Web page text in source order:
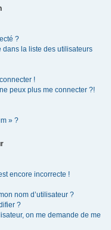
?
dans la liste des utilisateurs
!
peux plus me connecter ?!
» ?
encore incorrecte !
nom d’utilisateur ?
?
on me demande de me